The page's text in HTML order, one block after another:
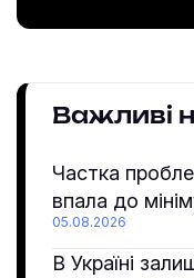
Важливі
Частка
впала до
05.08.2026
В Україні